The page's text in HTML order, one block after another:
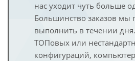
нас уходит чуть больше
Большинство заказов мы
выполнить в течении
ТОПовых или
конфигураций,